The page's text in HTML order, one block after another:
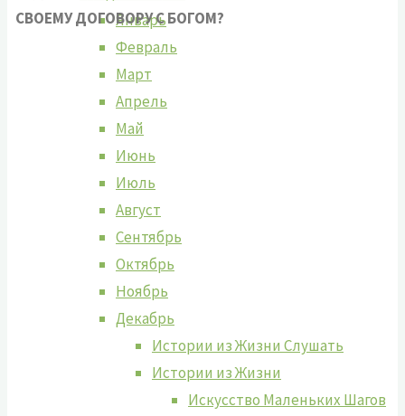
Январь
Февраль
Март
Апрель
Май
Июнь
Июль
Август
Сентябрь
Октябрь
Ноябрь
Декабрь
Истории из Жизни Слушать
Истории из Жизни
Искусство Маленьких Шагов
СВОЕМУ ДОГОВОРУ С БОГОМ?